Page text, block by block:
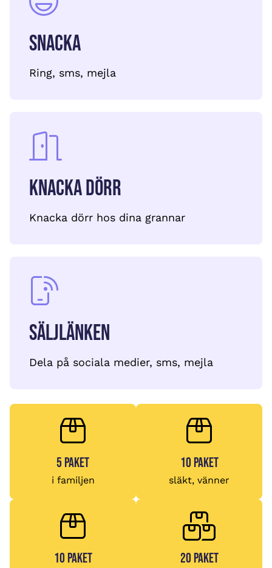
Snacka
Ring, sms, mejla
Knacka dörr
Knacka dörr hos dina grannar
Säljlänken
Dela på sociala medier, sms, mejla
5 paket
i familjen
10 paket
släkt, vänner
10 paket 20 paket